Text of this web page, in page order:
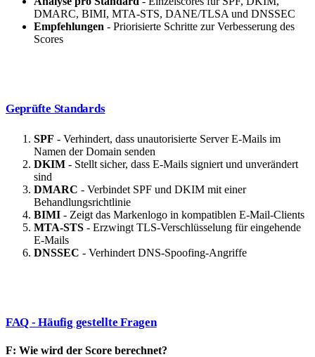
DMARC, BIMI, MTA-STS, DANE/TLSA und DNSSEC
Empfehlungen - Priorisierte Schritte zur Verbesserung des
Scores
Geprüfte Standards
SPF - Verhindert, dass unautorisierte Server E-Mails im
Namen der Domain senden
DKIM - Stellt sicher, dass E-Mails signiert und unverändert
sind
DMARC - Verbindet SPF und DKIM mit einer
Behandlungsrichtlinie
BIMI - Zeigt das Markenlogo in kompatiblen E-Mail-Clients
MTA-STS - Erzwingt TLS-Verschlüsselung für eingehende
E-Mails
DNSSEC - Verhindert DNS-Spoofing-Angriffe
FAQ - Häufig gestellte Fragen
F: Wie wird der Score berechnet?